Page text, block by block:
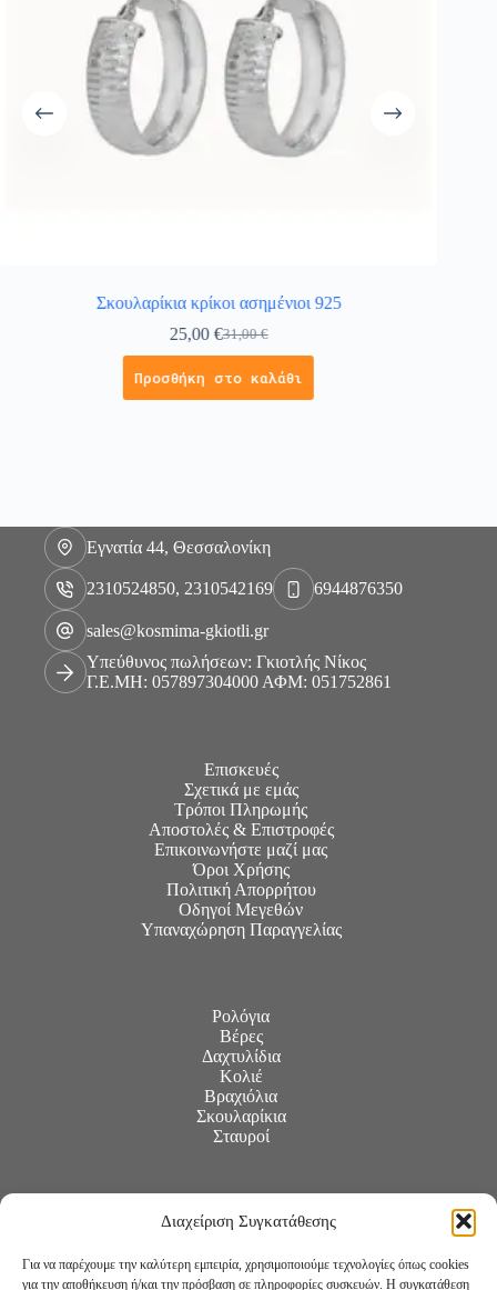
Διαχείριση Συγκατάθεσης
Για να παρέχουμε την καλύτερη εμπειρία, χρησιμοποιούμε τεχνολογίες όπως cookies
για την αποθήκευση ή/και την πρόσβαση σε πληροφορίες συσκευών. Η συγκατάθεση
Σκουλαρίκια κρίκοι ασημένιοι 925
31,00€
25,00 €
Προσθήκη στο καλάθι
Εγνατία 44, Θεσσαλονίκη
2310524850, 2310542169 6944876350
sales@kosmima-gkiotli.gr
Υπεύθυνος πωλήσεων: Γκιοτλής Νίκος
Γ.Ε.ΜΗ: 057897304000 ΑΦΜ: 051752861
Επισκευές
Σχετικά με εμάς
Τρόποι Πληρωμής
Αποστολές & Επιστροφές
Επικοινωνήστε μαζί μας
Όροι Χρήσης
Πολιτική Απορρήτου
Οδηγοί Μεγεθών
Υπαναχώρηση Παραγγελίας
Ρολόγια
Βέρες
Δαχτυλίδια
Κολιέ
Βραχιόλια
Σκουλαρίκια
Σταυροί